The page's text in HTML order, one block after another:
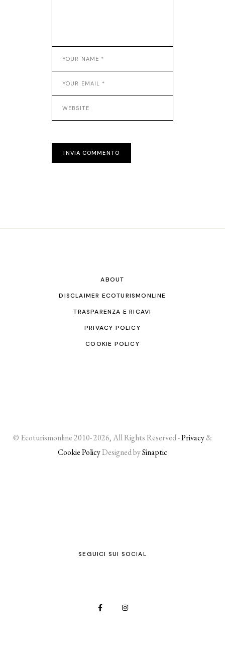
INVIA COMMENTO
ABOUT
DISCLAIMER ECOTURISMONLINE
TRASPARENZA E RICAVI
PRIVACY POLICY
COOKIE POLICY
© Ecoturismonline 2010- 2026, All Rights Reserved -Privacy&
Cookie PolicyDesigned bySinaptic
SEGUICI SUI SOCIAL